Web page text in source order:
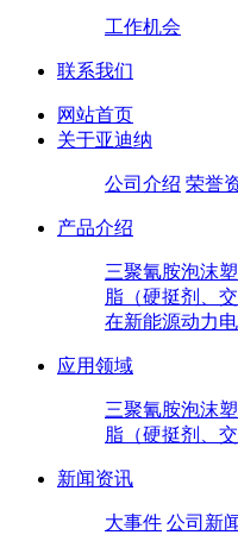
工作机会
联系我们
网站首页
关于亚迪纳
公司介绍 荣誉
产品介绍
三聚氰胺泡沫
脂（硬挺剂、交
在新能源动力
应用领域
三聚氰胺泡沫
脂（硬挺剂、交
新闻资讯
大事件 公司新